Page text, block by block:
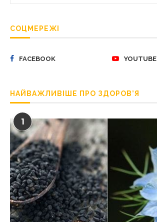
СОЦМЕРЕЖІ
FACEBOOK YOUTUBE
НАЙВАЖЛИВІШЕ ПРО ЗДОРОВ’Я
1